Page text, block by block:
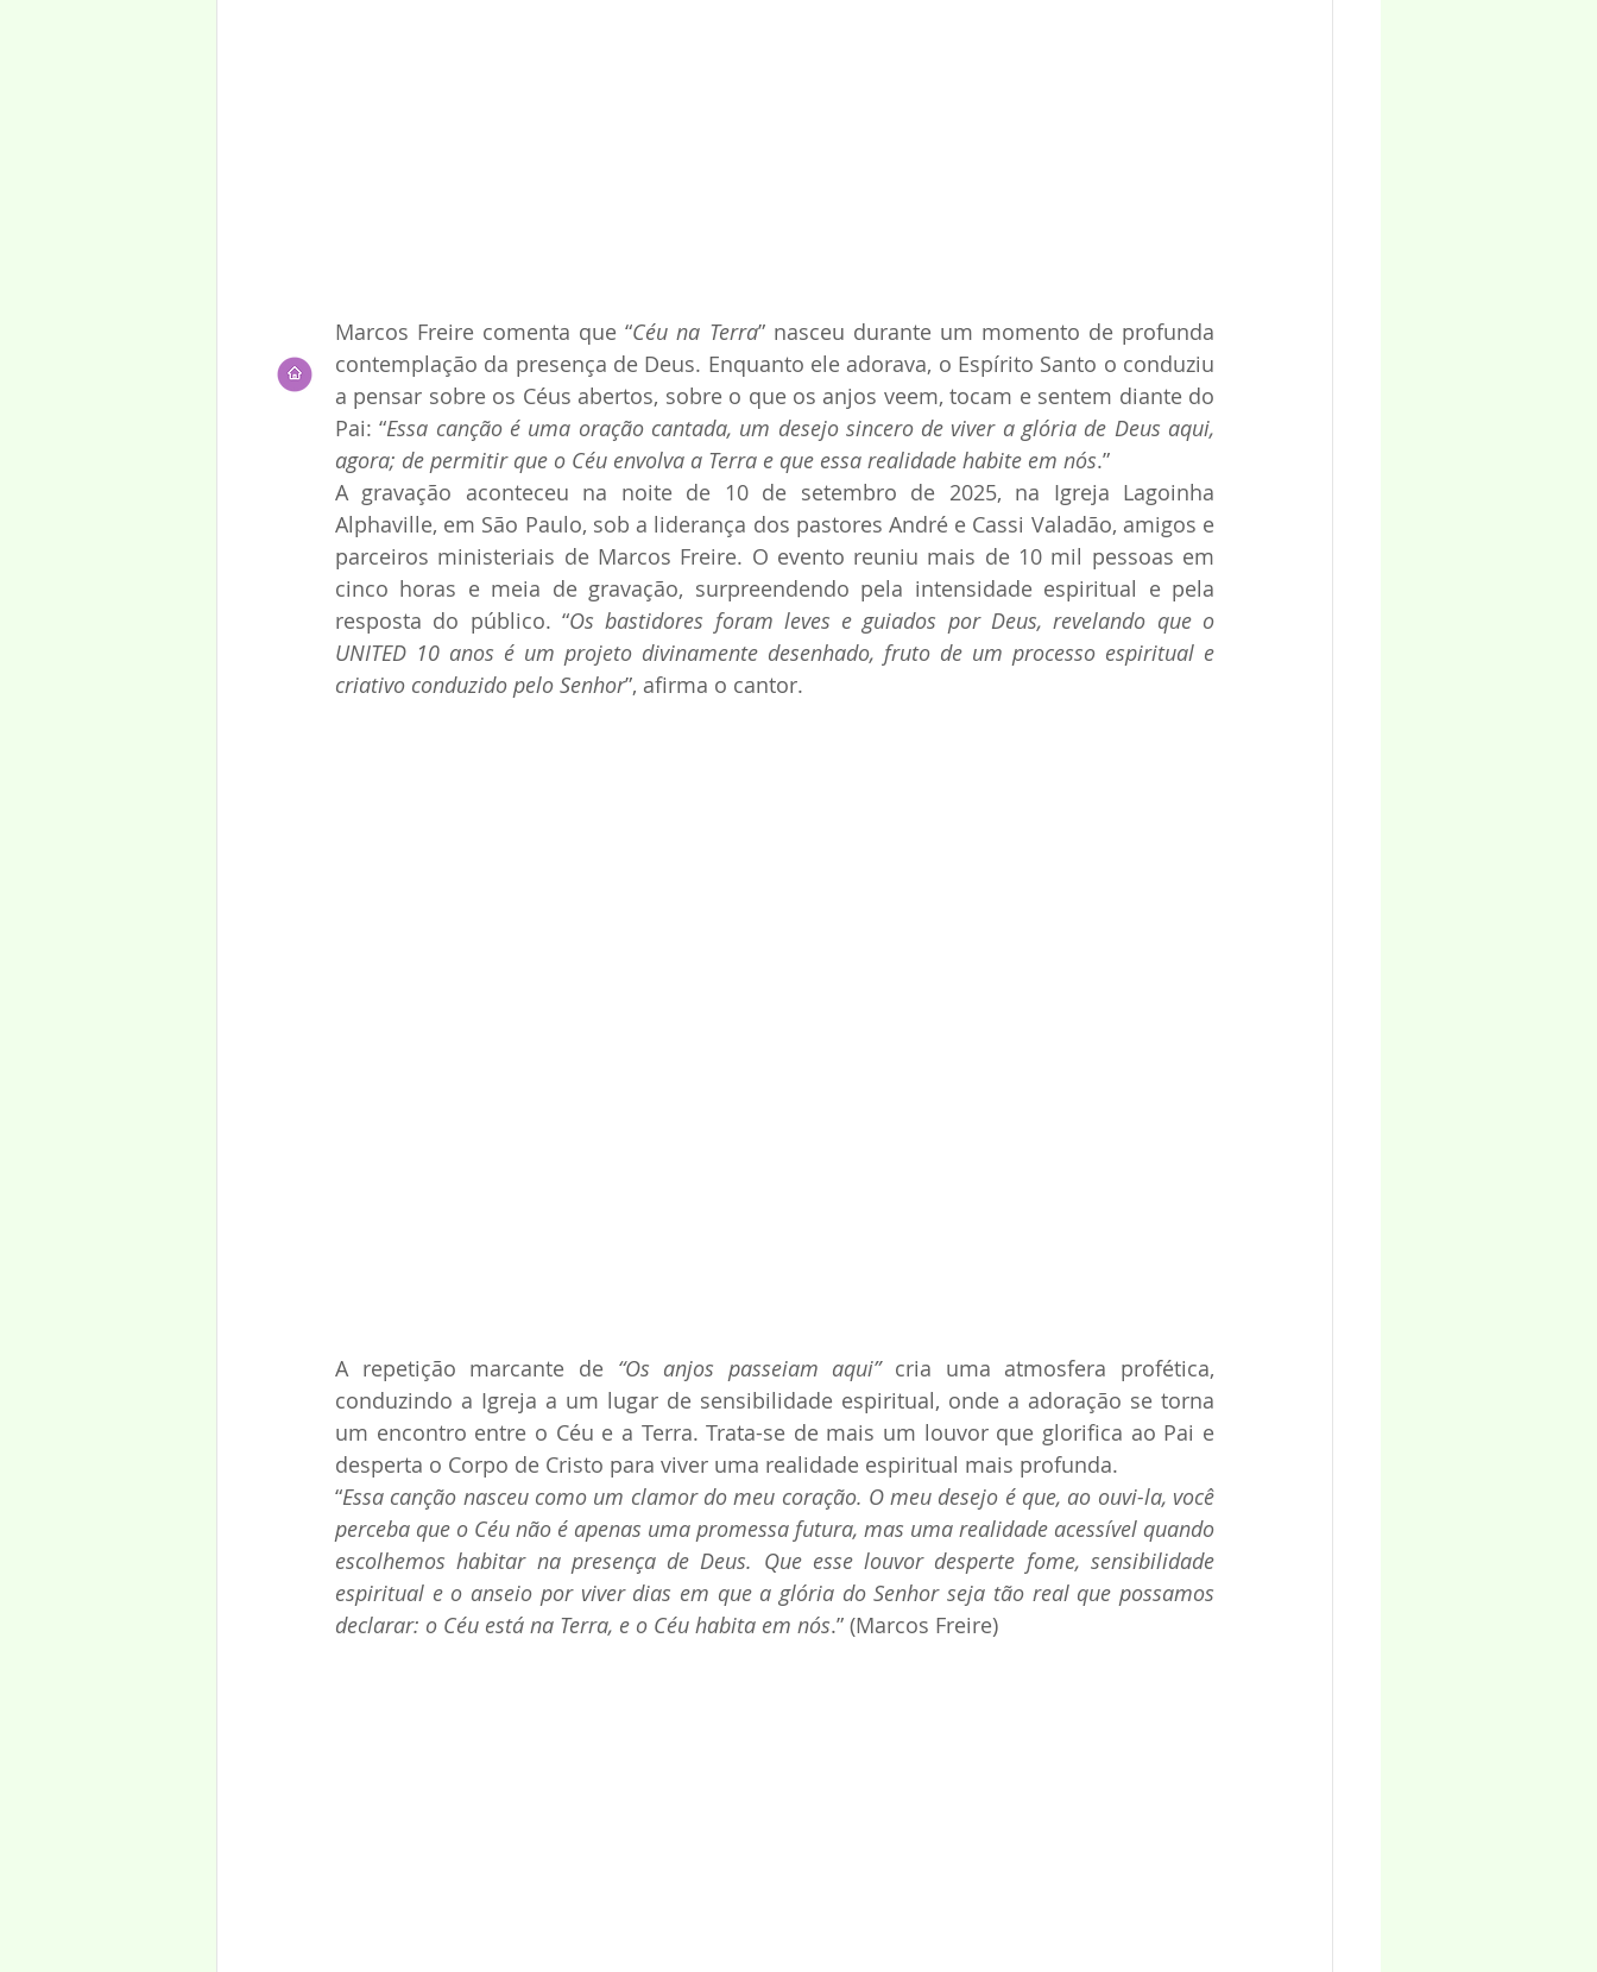
Marcos Freire comenta que “Céu na Terra” nasceu durante um momento de profunda
contemplação da presença de Deus. Enquanto ele adorava, o Espírito Santo o conduziu
a pensar sobre os Céus abertos, sobre o que os anjos veem, tocam e sentem diante do
Pai: “Essa canção é uma oração cantada, um desejo sincero de viver a glória de Deus aqui,
agora; de permitir que o Céu envolva a Terra e que essa realidade habite em nós.”
A gravação aconteceu na noite de 10 de setembro de 2025, na Igreja Lagoinha
Alphaville, em São Paulo, sob a liderança dos pastores André e Cassi Valadão, amigos e
parceiros ministeriais de Marcos Freire. O evento reuniu mais de 10 mil pessoas em
cinco horas e meia de gravação, surpreendendo pela intensidade espiritual e pela
resposta do público. “Os bastidores foram leves e guiados por Deus, revelando que o
UNITED 10 anos é um projeto divinamente desenhado, fruto de um processo espiritual e
criativo conduzido pelo Senhor”, afirma o cantor.
A repetição marcante de “Os anjos passeiam aqui” cria uma atmosfera profética,
conduzindo a Igreja a um lugar de sensibilidade espiritual, onde a adoração se torna
um encontro entre o Céu e a Terra. Trata-se de mais um louvor que glorifica ao Pai e
desperta o Corpo de Cristo para viver uma realidade espiritual mais profunda.
“Essa canção nasceu como um clamor do meu coração. O meu desejo é que, ao ouvi-la, você
perceba que o Céu não é apenas uma promessa futura, mas uma realidade acessível quando
escolhemos habitar na presença de Deus. Que esse louvor desperte fome, sensibilidade
espiritual e o anseio por viver dias em que a glória do Senhor seja tão real que possamos
declarar: o Céu está na Terra, e o Céu habita em nós.” (Marcos Freire)